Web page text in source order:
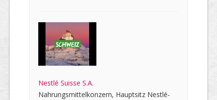
Nestlé Suisse S.A.
Nahrungsmittelkonzern, Hauptsitz Nestlé-